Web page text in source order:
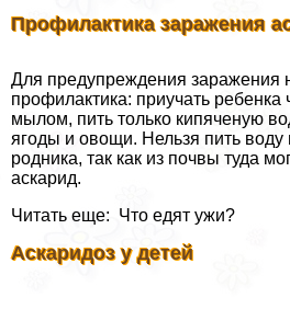
Профилактика заражения
Для предупреждения заражения
профилактика: приучать ребенка
мылом, пить только кипяченую
ягоды и овощи. Нельзя пить воду
родника, так как из почвы туда
аскарид.
Читать еще: Что едят ужи?
Аскаридоз у детей